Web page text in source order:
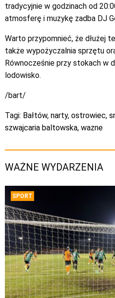
tradycyjnie w godzinach od
atmosferę i muzykę zadba DJ
Warto przypomnieć, że dłużej
także wypożyczalnia sprzętu
Równocześnie przy stokach w
lodowisko.
/bart/
Tagi: Bałtów, narty, ostrowiec,
szwajcaria baltowska, wazne
WAŻNE WYDARZENIA
SPORT